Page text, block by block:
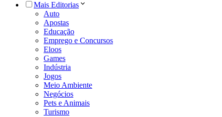
Mais Editorias
Auto
Apostas
Educação
Emprego e Concursos
Eloos
Games
Indústria
Jogos
Meio Ambiente
Negócios
Pets e Animais
Turismo